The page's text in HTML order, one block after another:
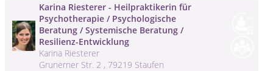
Karina Riesterer - Heilpraktikerin für
Psychotherapie / Psychologische
Beratung / Systemische Beratung /
Resilienz-Entwicklung
Karina Riesterer
Grunerner Str. 2 , 79219 Staufen